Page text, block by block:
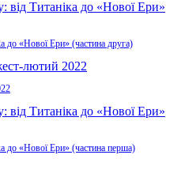
до «Нової Ери» (частина друга)
до «Нової Ери» (частина перша)